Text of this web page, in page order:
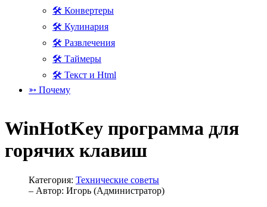
🛠 Конвертеры
🛠 Кулинария
🛠 Развлечения
🛠 Таймеры
🛠 Текст и Html
➳ Почему
WinHotKey программа для
горячих клавиш
Категория: Технические советы
– Автор: Игорь (Администратор)